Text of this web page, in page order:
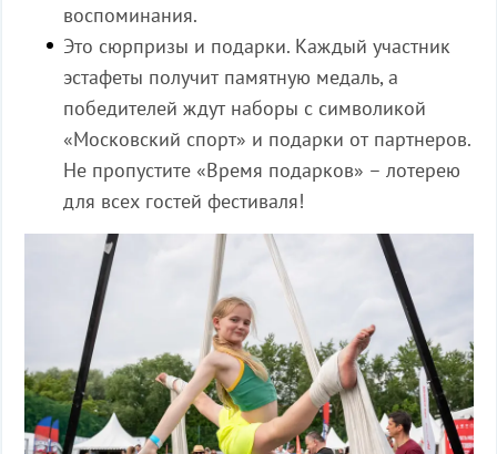
воспоминания.
Это сюрпризы и подарки. Каждый участник
эстафеты получит памятную медаль, а
победителей ждут наборы с символикой
«Московский спорт» и подарки от партнеров.
Не пропустите «Время подарков» – лотерею
для всех гостей фестиваля!